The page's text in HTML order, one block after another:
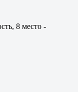
8 место -